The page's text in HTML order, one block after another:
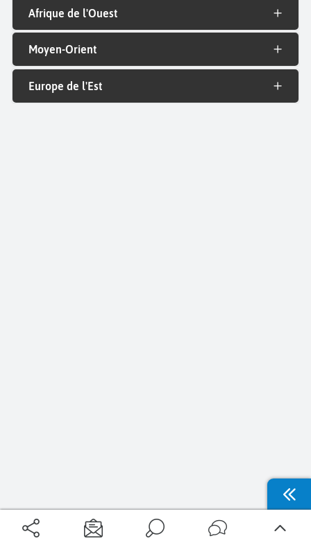
Afrique de l'Ouest
Moyen-Orient
Europe de l'Est